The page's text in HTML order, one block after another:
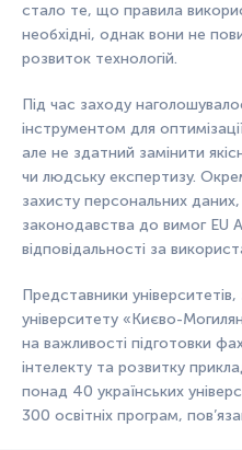
стало те, що правила
необхідні, однак вони не
розвиток технологій.
Під час заходу
інструментом для
але не здатний замінити
чи людську експертизу.
захисту персональних даних,
законодавства до вимог EU
відповідальності за
Представники
університету «Києво-
на важливості підготовки
інтелекту та розвитку
понад 40 українських
300 освітніх програм,